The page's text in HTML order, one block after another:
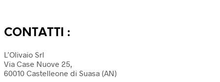
CONTATTI :
L’Olivaio Srl
Via Case Nuove 25,
60010 Castelleone di Suasa (AN)